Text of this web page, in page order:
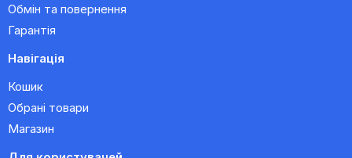
Обмін та повернення
Гарантія
Навігація
Кошик
Обрані товари
Магазин